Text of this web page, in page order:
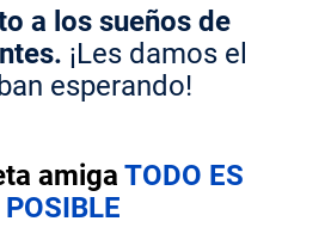
a los sueños de
¡Les damos el
esperando!
amiga TODO ES
POSIBLE